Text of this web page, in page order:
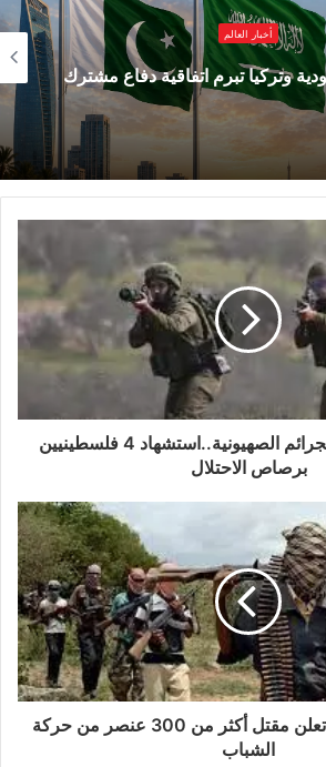
أخبار العالم
وتركيا تبرم اتفاقية دفاع مشترك
ويستمر مسلسل الجرائم الصهيونية..استشهاد 4 فلسطينيين
برصاص الاحتلال
الحكومة الصومالية تعلن مقتل أكثر من 300 عنصر من حركة
الشباب